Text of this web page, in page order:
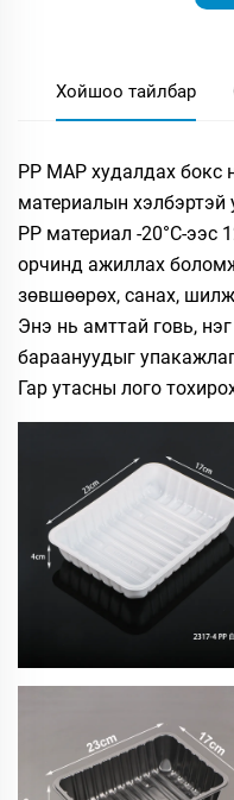
Хойшоо тайлбар
PP MAP худалдах бокс
материалын
PP материал -20°C-ээс
орчинд ажиллах
зөвшөөрөх, санах,
Энэ нь амттай говь,
бараануудыг
Гар утасны лого